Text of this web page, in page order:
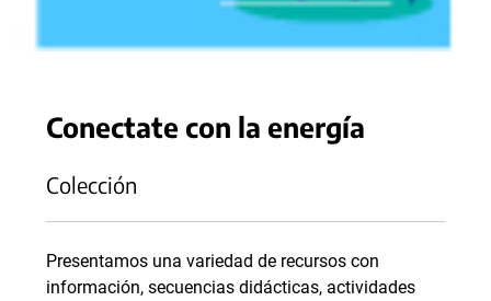
Conectate con la energía
Colección
Presentamos una variedad de recursos con
información, secuencias didácticas, actividades